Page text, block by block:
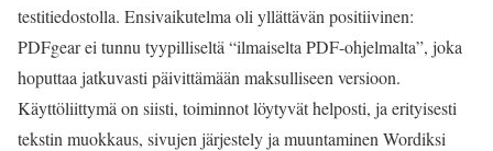
testitiedostolla. Ensivaikutelma oli yllättävän positiivinen:
PDFgear ei tunnu tyypilliseltä “ilmaiselta PDF-ohjelmalta”, joka
hoputtaa jatkuvasti päivittämään maksulliseen versioon.
Käyttöliittymä on siisti, toiminnot löytyvät helposti, ja erityisesti
tekstin muokkaus, sivujen järjestely ja muuntaminen Wordiksi